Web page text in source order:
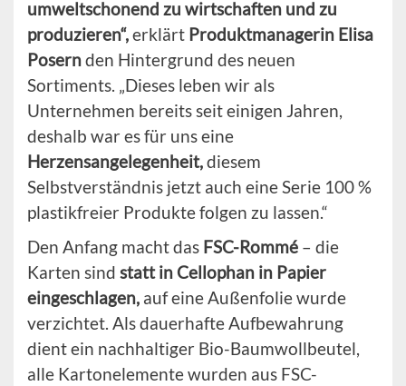
umweltschonend zu wirtschaften und zu
produzieren“,erklärt Produktmanagerin Elisa
Posernden Hintergrund des neuen
Sortiments. „Dieses leben wir als
Unternehmen bereits seit einigen Jahren,
deshalb war es für uns eine
Herzensangelegenheit,diesem
Selbstverständnis jetzt auch eine Serie 100 %
plastikfreier Produkte folgen zu lassen.“
Den Anfang macht das FSC-Rommé – die
Karten sind statt in Cellophan in Papier
eingeschlagen, auf eine Außenfolie wurde
verzichtet. Als dauerhafte Aufbewahrung
dient ein nachhaltiger Bio-Baumwollbeutel,
alle Kartonelemente wurden aus FSC-